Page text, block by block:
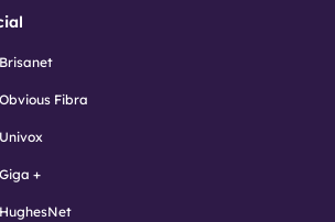
Fibra
+